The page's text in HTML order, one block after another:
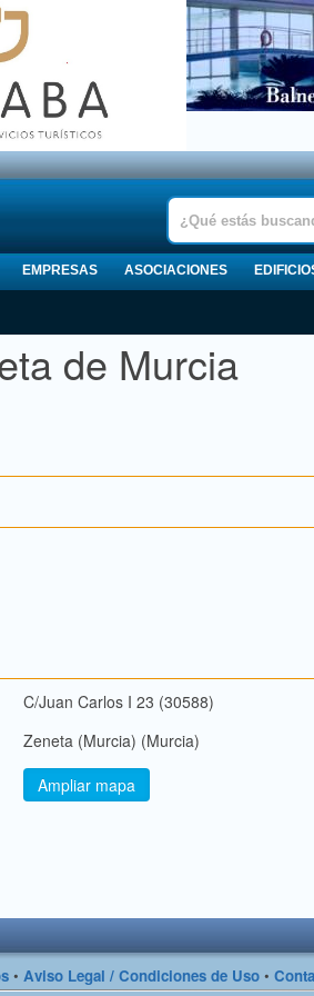
EMPRESAS ASOCIACIONES
de Murcia
C/Juan Carlos I 23 (30588)
Zeneta (Murcia) (Murcia)
Ampliar mapa
• Aviso Legal / Condiciones de Uso •